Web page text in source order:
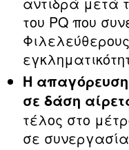
του PQ που
Η απαγόρευση
σε δάση
τέλος στο
σε